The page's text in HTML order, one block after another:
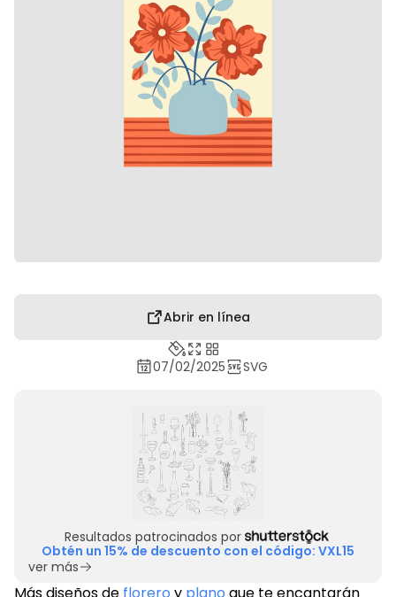
Abrir en línea
07/02/2025 SVG
Resultados patrocinados por
Obtén un 15% de descuento con el código: VXL15
ver más